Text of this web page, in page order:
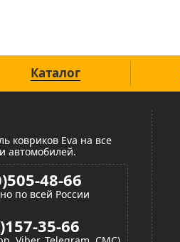
Каталог
ковриков Eva на все
автомобилей.
48-66
по всей России
35-66